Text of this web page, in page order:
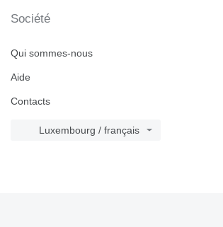
Société
Qui sommes-nous
Aide
Contacts
Luxembourg / français